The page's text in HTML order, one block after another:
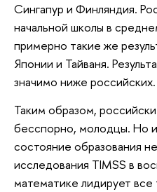
Сингапур и Финляндия.
начальной школы в
примерно такие же
Японии и Тайваня.
значимо ниже российских.
Таким образом,
бесспорно, молодцы. Но
состояние образования
исследования TIMSS в
математике лидирует все